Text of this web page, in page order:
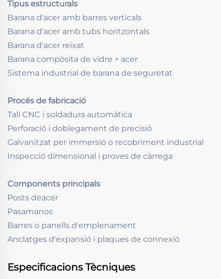
Tipus estructurals
Barana d'acer amb barres verticals
Barana d'acer amb tubs horitzontals
Barana d'acer reixat
Barana compòsita de vidre + acer
Sistema industrial de barana de seguretat
Procés de fabricació
Tall CNC i soldadura automàtica
Perforació i doblegament de precisió
Galvanitzat per immersió o recobriment industrial
Inspecció dimensional i proves de càrrega
Components principals
Posts deacer
Pasamanos
Barres o panells d'emplenament
Anclatges d'expansió i plaques de connexió
Especificacions Tècniques